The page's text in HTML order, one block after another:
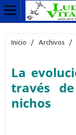
Inicio / Archivos /
La
través
nichos